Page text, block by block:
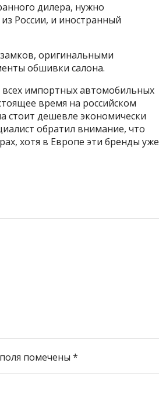
дилера, нужно
России, и иностранный
оригинальными
обшивки салона.
всех импортных автомобильных
время на российском
стоит дешевле экономически
обратил внимание, что
хотя в Европе эти бренды уже
помечены *